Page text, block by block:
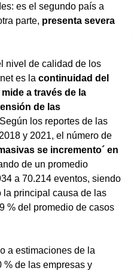
es el segundo país a
parte, presenta severa
nivel de calidad de los
es la continuidad del
a través de la
de las
Según los reportes de las
y 2021, el número de
se incremento´ en
de un promedio
a 70.214 eventos, siendo
la principal causa de las
% del promedio de casos
a estimaciones de la
% de las empresas y